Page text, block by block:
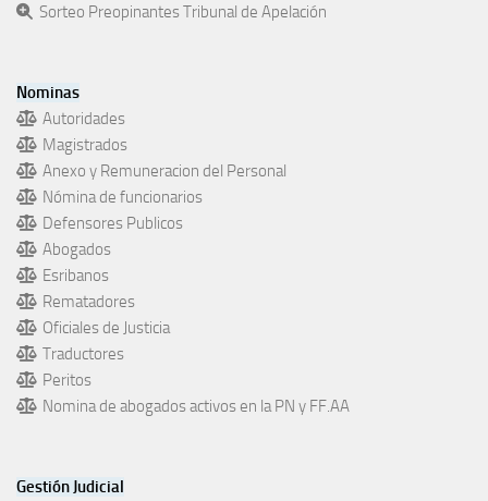
Sorteo Preopinantes Tribunal de Apelación
Nominas
Autoridades
Magistrados
Anexo y Remuneracion del Personal
Nómina de funcionarios
Defensores Publicos
Abogados
Esribanos
Rematadores
Oficiales de Justicia
Traductores
Peritos
Nomina de abogados activos en la PN y FF.AA
Gestión Judicial